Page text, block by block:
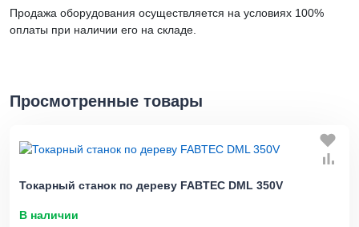
Продажа оборудования осуществляется на условиях 100%
оплаты при наличии его на складе.
Просмотренные товары
Токарный станок по дереву FABTEC DML 350V
В наличии